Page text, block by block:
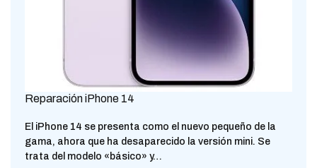
Reparación iPhone 14
El iPhone 14 se presenta como el nuevo pequeño de la
gama, ahora que ha desaparecido la versión mini. Se
trata del modelo «básico» y…